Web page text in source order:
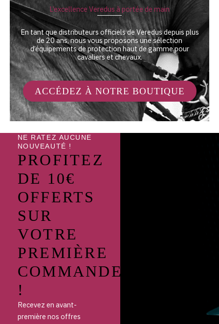
L’excellence Veredus à portée de main
En tant que distributeurs officiels de Veredus depuis plus
de 20 ans, nous vous proposons une sélection
d’équipements de protection haut de gamme pour
cavaliers et chevaux.
ACCÉDEZ À NOTRE BOUTIQUE
NE RATEZ AUCUNE
NOUVEAUTÉ !
PROFITEZ
DE 10€
OFFERTS
SUR
VOTRE
PREMIÈRE
COMMANDE
!
Recevez en avant-
première nos offres